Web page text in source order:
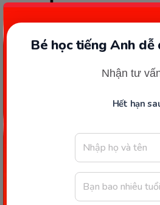
Bé học tiếng Anh
Nhận tư
Hết hạn
Hình vuông trong hình
Diện tích hình vuông bằng độ
chính nó. Công thức như sau:
S = a x a